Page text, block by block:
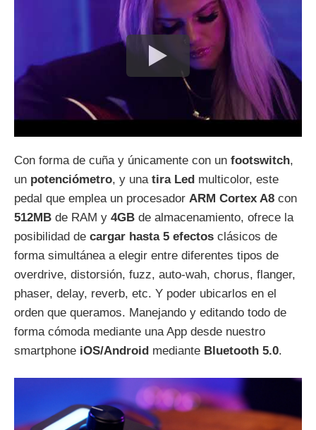
Con forma de cuña y únicamente con un footswitch,
un potenciómetro, y una tira Led multicolor, este
pedal que emplea un procesador ARM Cortex A8 con
512MB de RAM y 4GB de almacenamiento, ofrece la
posibilidad de cargar hasta 5 efectos clásicos de
forma simultánea a elegir entre diferentes tipos de
overdrive, distorsión, fuzz, auto-wah, chorus, flanger,
phaser, delay, reverb, etc. Y poder ubicarlos en el
orden que queramos. Manejando y editando todo de
forma cómoda mediante una App desde nuestro
smartphone iOS/Android mediante Bluetooth 5.0.